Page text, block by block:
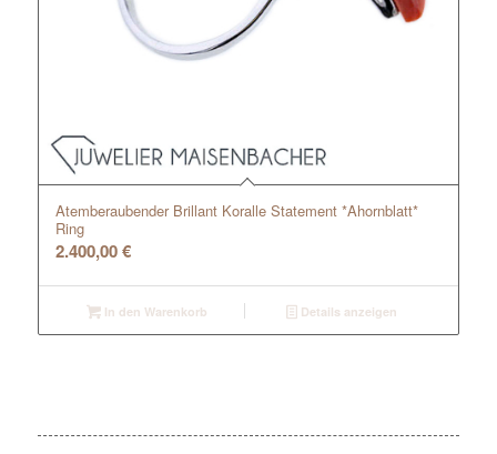
Atemberaubender Brillant Koralle Statement *Ahornblatt*
Ring
2.400,00€
In den Warenkorb Details anzeigen